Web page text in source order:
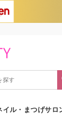
イル・まつげサロ